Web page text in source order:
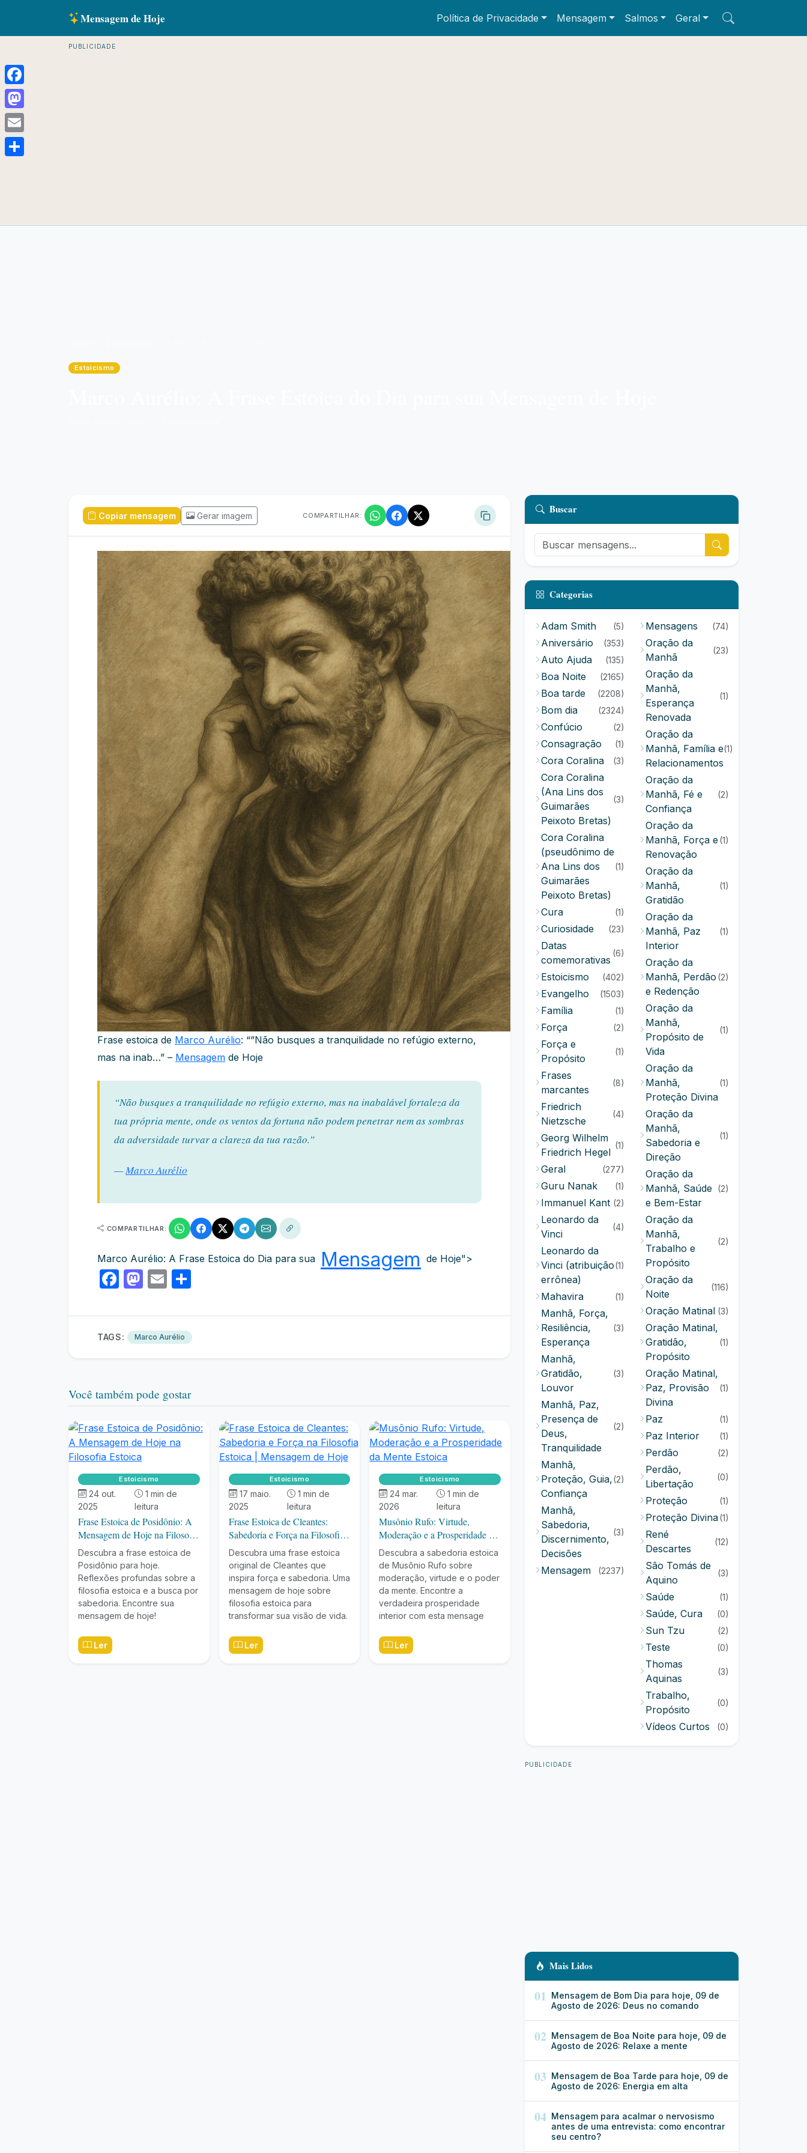
Mensagem de Hoje Política de Privacidade Mensagem Salmos Geral
PUBLICIDADE
Estoicismo
Copiar mensagem Gerar imagem COMPARTILHAR:
Frase estoica de Marco Aurélio: “”Não busques a tranquilidade no refúgio externo,
mas na inab…” – Mensagem de Hoje
“Não busques a tranquilidade no refúgio externo, mas na inabalável fortaleza da
tua própria mente, onde os ventos da fortuna não podem penetrar nem as sombras
da adversidade turvar a clareza da tua razão.”
—Marco Aurélio
COMPARTILHAR:
Marco Aurélio: A Frase Estoica do Dia para sua Mensagem de Hoje">
Facebook
Mastodon
Email
TAGS: Marco Aurélio
Você também pode gostar
Estoicismo
24 out.
2025
1 min de
leitura
Frase Estoica de Posidônio: A
Mensagem de Hoje na Filosofia
Estoica
Descubra a frase estoica de
Posidônio para hoje.
Reflexões profundas sobre a
filosofia estoica e a busca por
sabedoria. Encontre sua
mensagem de hoje!
Ler
Estoicismo
17 maio.
2025
1 min de
leitura
Frase Estoica de Cleantes:
Sabedoria e Força na Filosofia
Estoica | Mensagem de Hoje
Descubra uma frase estoica
original de Cleantes que
inspira força e sabedoria. Uma
mensagem de hoje sobre
filosofia estoica para
transformar sua visão de vida.
Ler
Estoicismo
24 mar.
2026
1 min de
leitura
Musônio Rufo: Virtude,
Moderação e a Prosperidade da
Mente Estoica
Descubra a sabedoria estoica
de Musônio Rufo sobre
moderação, virtude e o poder
da mente. Encontre a
verdadeira prosperidade
interior com esta mensage
Ler
Buscar
Categorias
Adam Smith (5)
Aniversário (353)
Auto Ajuda (135)
Boa Noite (2165)
Boa tarde (2208)
Bom dia (2324)
Confúcio (2)
Consagração (1)
Cora Coralina (3)
Cora Coralina
(Ana Lins dos
Guimarães
Peixoto Bretas)
(3)
Cora Coralina
(pseudônimo de
Ana Lins dos
Guimarães
Peixoto Bretas)
(1)
Cura (1)
Curiosidade (23)
Datas
comemorativas
(6)
Estoicismo (402)
Evangelho (1503)
Família (1)
Força (2)
Força e
Propósito
(1)
Frases
marcantes
(8)
Friedrich
Nietzsche
(4)
Georg Wilhelm
Friedrich Hegel
(1)
Geral (277)
Guru Nanak (1)
Immanuel Kant (2)
Leonardo da
Vinci
(4)
Leonardo da
Vinci (atribuição
errônea)
(1)
Mahavira (1)
Manhã, Força,
Resiliência,
Esperança
(3)
Manhã,
Gratidão,
Louvor
(3)
Manhã, Paz,
Presença de
Deus,
Tranquilidade
(2)
Manhã,
Proteção, Guia,
Confiança
(2)
Manhã,
Sabedoria,
Discernimento,
Decisões
(3)
Mensagem (2237)
Mensagens (74)
Oração da
Manhã
(23)
Oração da
Manhã,
Esperança
Renovada
(1)
Oração da
Manhã, Família e
Relacionamentos
(1)
Oração da
Manhã, Fé e
Confiança
(2)
Oração da
Manhã, Força e
Renovação
(1)
Oração da
Manhã,
Gratidão
(1)
Oração da
Manhã, Paz
Interior
(1)
Oração da
Manhã, Perdão
e Redenção
(2)
Oração da
Manhã,
Propósito de
Vida
(1)
Oração da
Manhã,
Proteção Divina
(1)
Oração da
Manhã,
Sabedoria e
Direção
(1)
Oração da
Manhã, Saúde
e Bem-Estar
(2)
Oração da
Manhã,
Trabalho e
Propósito
(2)
Oração da
Noite
(116)
Oração Matinal (3)
Oração Matinal,
Gratidão,
Propósito
(1)
Oração Matinal,
Paz, Provisão
Divina
(1)
Paz (1)
Paz Interior (1)
Perdão (2)
Perdão,
Libertação
(0)
Proteção (1)
Proteção Divina(1)
René
Descartes
(12)
São Tomás de
Aquino
(3)
Saúde (1)
Saúde, Cura (0)
Sun Tzu (2)
Teste (0)
Thomas
Aquinas
(3)
Trabalho,
Propósito
(0)
Vídeos Curtos (0)
PUBLICIDADE
Mais Lidos
01 Mensagem de Bom Dia para hoje, 09 de
Agosto de 2026: Deus no comando
02 Mensagem de Boa Noite para hoje, 09 de
Agosto de 2026: Relaxe a mente
03 Mensagem de Boa Tarde para hoje, 09 de
Agosto de 2026: Energia em alta
04 Mensagem para acalmar o nervosismo
antes de uma entrevista: como encontrar
seu centro?
Facebook
Mastodon
Email